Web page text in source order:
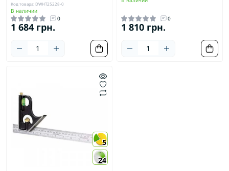
Код товара: DWHT25228-0
В наличии
0
1 684 грн.
0
1 810 грн.
5
24